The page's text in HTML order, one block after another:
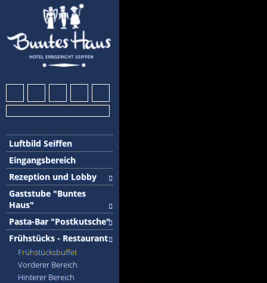
Luftbild Seiffen
Eingangsbereich
Rezeption und Lobby
Gaststube "Buntes
Haus"
Pasta-Bar "Postkutsche"
Frühstücks - Restaurant
Frühstücksbuffet
Vorderer Bereich
Hinterer Bereich